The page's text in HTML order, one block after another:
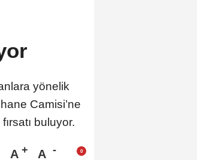
yönelik
Camisi’ne
buluyor.
A A